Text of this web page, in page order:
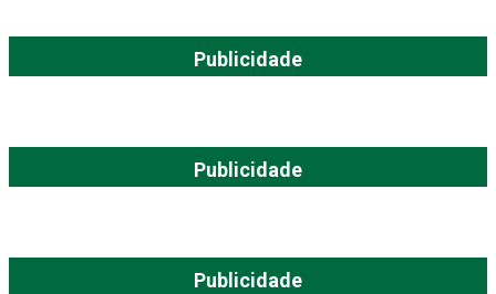
Publicidade
Publicidade
Publicidade